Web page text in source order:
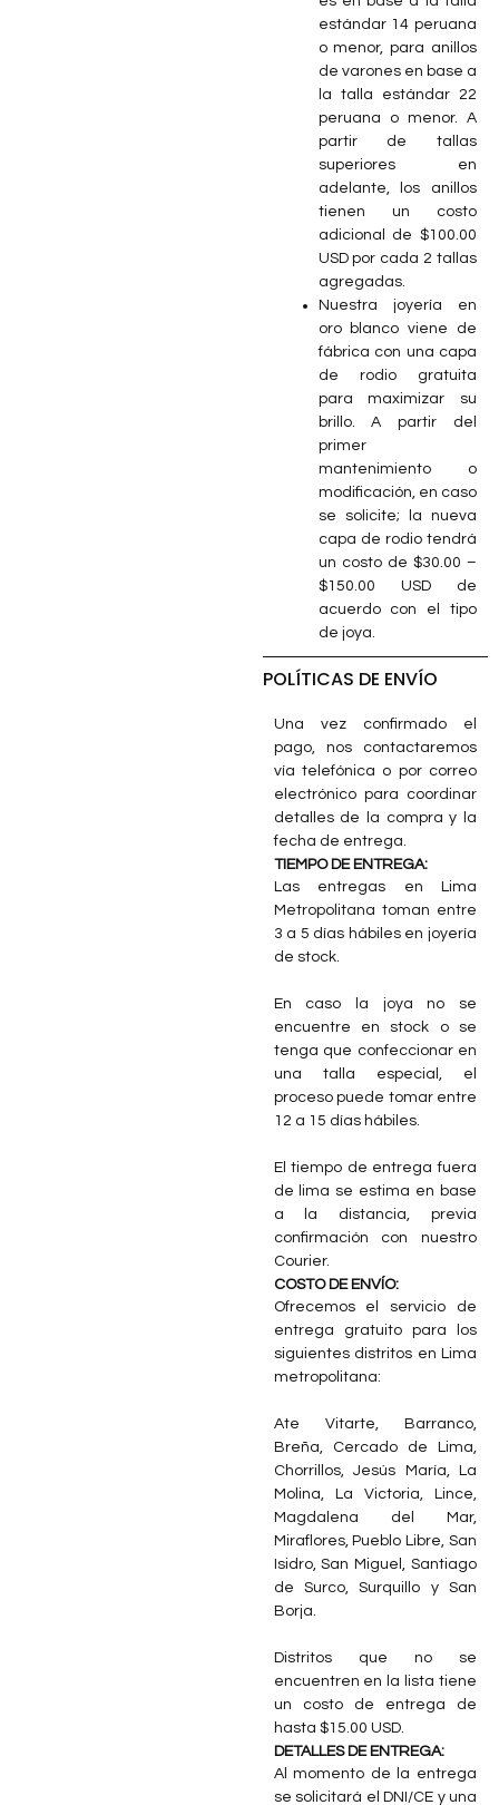
estándar 14 peruana
o menor, para anillos
de varones en base a
la talla estándar 22
peruana o menor. A
partir de tallas
superiores en
adelante, los anillos
tienen un costo
adicional de $100.00
USD por cada 2 tallas
agregadas.
Nuestra joyería en
oro blanco viene de
fábrica con una capa
de rodio gratuita
para maximizar su
brillo. A partir del
primer
mantenimiento o
modificación, en caso
se solicite; la nueva
capa de rodio tendrá
un costo de $30.00 –
$150.00 USD de
acuerdo con el tipo
de joya.
POLÍTICAS DE ENVÍO
Una vez confirmado el
pago, nos contactaremos
vía telefónica o por correo
electrónico para coordinar
detalles de la compra y la
fecha de entrega.
TIEMPO DE ENTREGA:
Las entregas en Lima
Metropolitana toman entre
3 a 5 días hábiles en joyería
de stock.
En caso la joya no se
encuentre en stock o se
tenga que confeccionar en
una talla especial, el
proceso puede tomar entre
12 a 15 días hábiles.
El tiempo de entrega fuera
de lima se estima en base
a la distancia, previa
confirmación con nuestro
Courier.
COSTO DE ENVÍO:
Ofrecemos el servicio de
entrega gratuito para los
siguientes distritos en Lima
metropolitana:
Ate Vitarte, Barranco,
Breña, Cercado de Lima,
Chorrillos, Jesús María, La
Molina, La Victoria, Lince,
Magdalena del Mar,
Miraflores, Pueblo Libre, San
Isidro, San Miguel, Santiago
de Surco, Surquillo y San
Borja.
Distritos que no se
encuentren en la lista tiene
un costo de entrega de
hasta $15.00 USD.
DETALLES DE ENTREGA:
Al momento de la entrega
se solicitará el DNI/CE y una